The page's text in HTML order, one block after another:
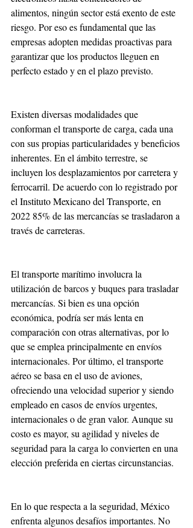
alimentos, ningún sector está exento de este
riesgo. Por eso es fundamental que las
empresas adopten medidas proactivas para
garantizar que los productos lleguen en
perfecto estado y en el plazo previsto.
Existen diversas modalidades que
conforman el transporte de carga, cada una
con sus propias particularidades y beneficios
inherentes. En el ámbito terrestre, se
incluyen los desplazamientos por carretera y
ferrocarril. De acuerdo con lo registrado por
el Instituto Mexicano del Transporte, en
2022 85% de las mercancías se trasladaron a
través de carreteras.
El transporte marítimo involucra la
utilización de barcos y buques para trasladar
mercancías. Si bien es una opción
económica, podría ser más lenta en
comparación con otras alternativas, por lo
que se emplea principalmente en envíos
internacionales. Por último, el transporte
aéreo se basa en el uso de aviones,
ofreciendo una velocidad superior y siendo
empleado en casos de envíos urgentes,
internacionales o de gran valor. Aunque su
costo es mayor, su agilidad y niveles de
seguridad para la carga lo convierten en una
elección preferida en ciertas circunstancias.
En lo que respecta a la seguridad, México
enfrenta algunos desafíos importantes. No